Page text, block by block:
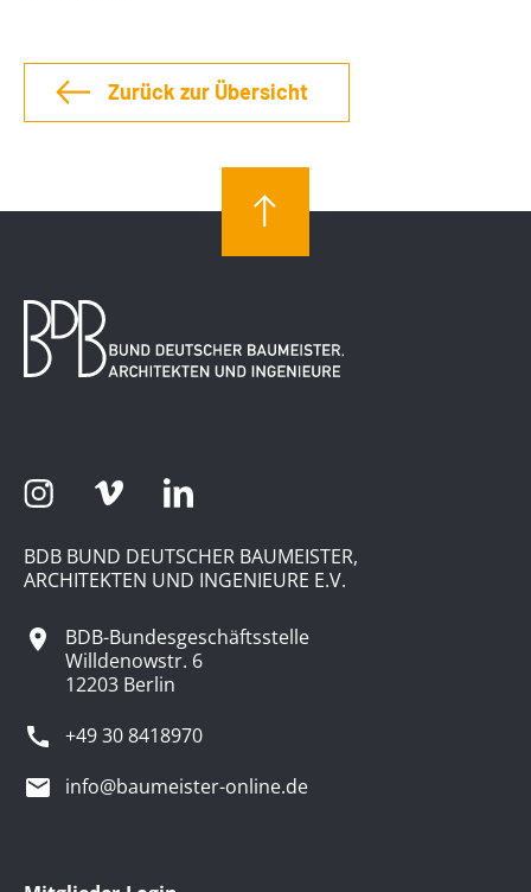
Zurück zur Übersicht
BDB BUND DEUTSCHER BAUMEISTER,
ARCHITEKTEN UND INGENIEURE E.V.
BDB-Bundesgeschäftsstelle
Willdenowstr. 6
12203 Berlin
+49 30 8418970
info@baumeister-online.de